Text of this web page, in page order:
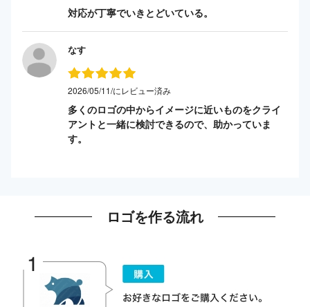
対応が丁寧でいきとどいている。
なす
2026/05/11/にレビュー済み
多くのロゴの中からイメージに近いものをクライ
アントと一緒に検討できるので、助かっていま
す。
ロゴを作る流れ